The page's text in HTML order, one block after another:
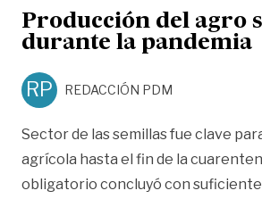
Producción del agro
durante la pandemia
RP REDACCIÓN PDM
Sector de las semillas fue clave
agrícola hasta el fin de la
obligatorio concluyó con